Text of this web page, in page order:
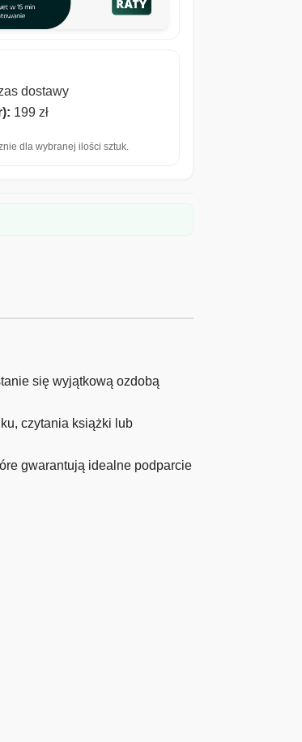
dostawy
199 zł
dla wybranej ilości sztuk.
się wyjątkową ozdobą
czytania książki lub
gwarantują idealne podparcie